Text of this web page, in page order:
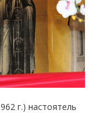
г.) настоятель